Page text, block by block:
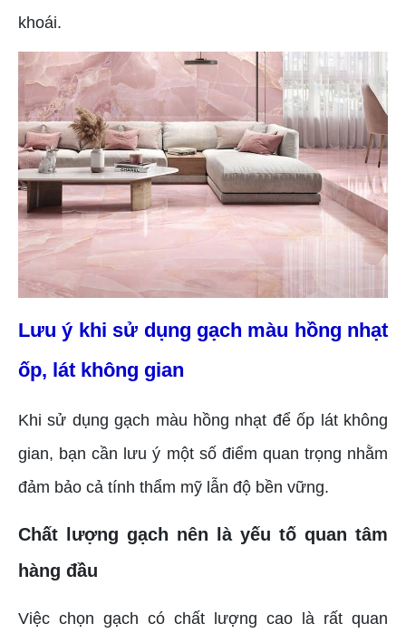
khoái.
Lưu ý khi sử dụng gạch màu hồng nhạt
ốp, lát không gian
Khi sử dụng gạch màu hồng nhạt để ốp lát không
gian, bạn cần lưu ý một số điểm quan trọng nhằm
đảm bảo cả tính thẩm mỹ lẫn độ bền vững.
Chất lượng gạch nên là yếu tố quan tâm
hàng đầu
Việc chọn gạch có chất lượng cao là rất quan